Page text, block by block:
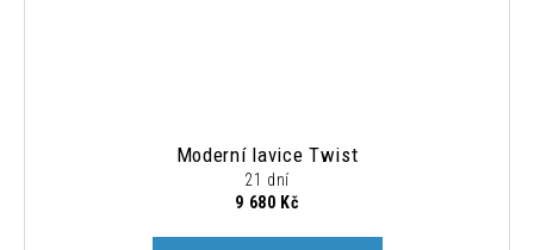
Moderní lavice Twist
21 dní
9 680 Kč